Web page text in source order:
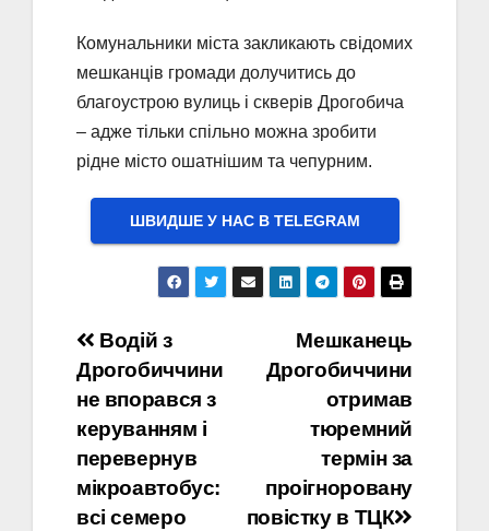
Комунальники міста закликають свідомих
мешканців громади долучитись до
благоустрою вулиць і скверів Дрогобича
– адже тільки спільно можна зробити
рідне місто ошатнішим та чепурним.
ШВИДШЕ У НАС В ТELEGRAM
Навігація
записів
Мешканець
Дрогобиччини
отримав
тюремний
термін за
проігноровану
повістку в ТЦК
Водій з
Дрогобиччини
не впорався з
керуванням і
перевернув
мікроавтобус:
всі семеро